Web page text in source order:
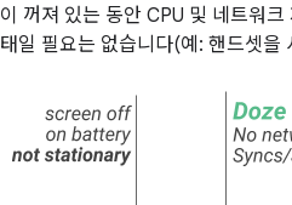
이 꺼져 있는 동안 CPU 및 네트워
태일 필요는 없습니다(예: 핸드셋을